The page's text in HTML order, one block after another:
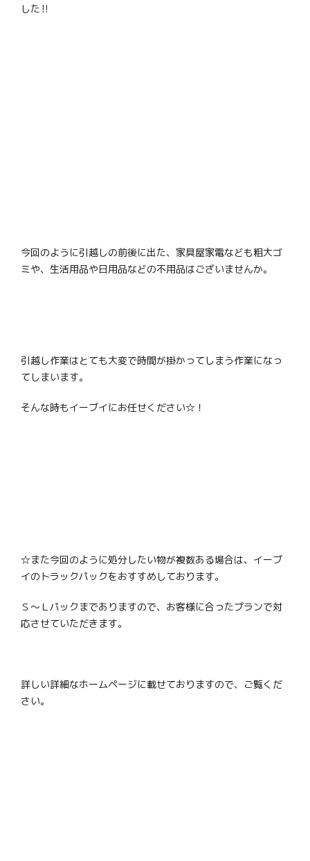
した‼
今回のように引越しの前後に出た、家具屋家電なども粗大ゴ
ミや、生活用品や日用品などの不用品はございませんか。
引越し作業はとても大変で時間が掛かってしまう作業になっ
てしまいます。
そんな時もイーブイにお任せください☆！
☆また今回のように処分したい物が複数ある場合は、イーブ
イのトラックパックをおすすめしております。
Ｓ～Ｌパックまでありますので、お客様に合ったプランで対
応させていただきます。
詳しい詳細なホームページに載せておりますので、ご覧くだ
さい。